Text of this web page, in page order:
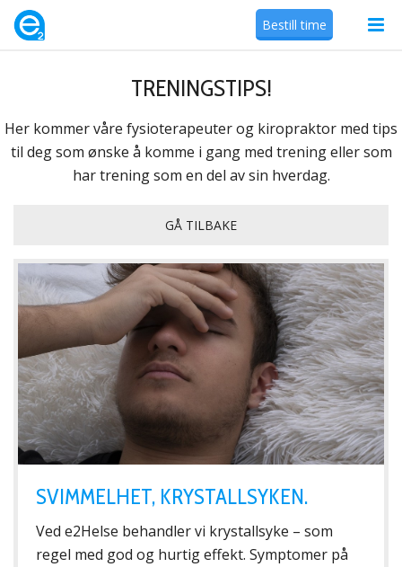
Bestill time
TRENINGSTIPS!
Her kommer våre fysioterapeuter og kiropraktor med tips
til deg som ønske å komme i gang med trening eller som
har trening som en del av sin hverdag.
GÅ TILBAKE
SVIMMELHET, KRYSTALLSYKEN.
Ved e2Helse behandler vi krystallsyke – som
regel med god og hurtig effekt. Symptomer på